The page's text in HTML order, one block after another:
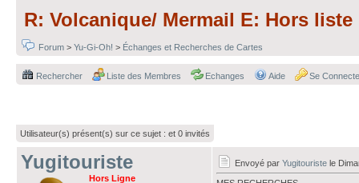
R: Volcanique/ Mermail E: Hors
Forum > Yu-Gi-Oh! > Échanges et Recherches de Cartes
Rechercher Liste des Membres Echanges Aide Se
Utilisateur(s) présent(s) sur ce sujet : et 0 invités
Yugitouriste
Hors Ligne
Envoyé par Yugitouriste le